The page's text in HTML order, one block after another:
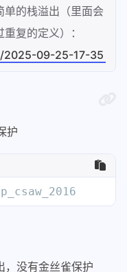
的栈溢出（里面会
复的定义）：
09-25-17-35
护
，没有金丝雀保护